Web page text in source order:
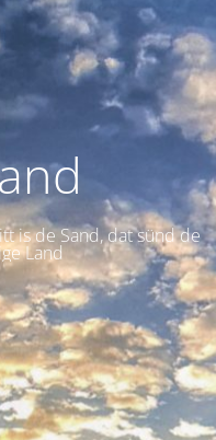
is de Sand, dat sünd de
Land